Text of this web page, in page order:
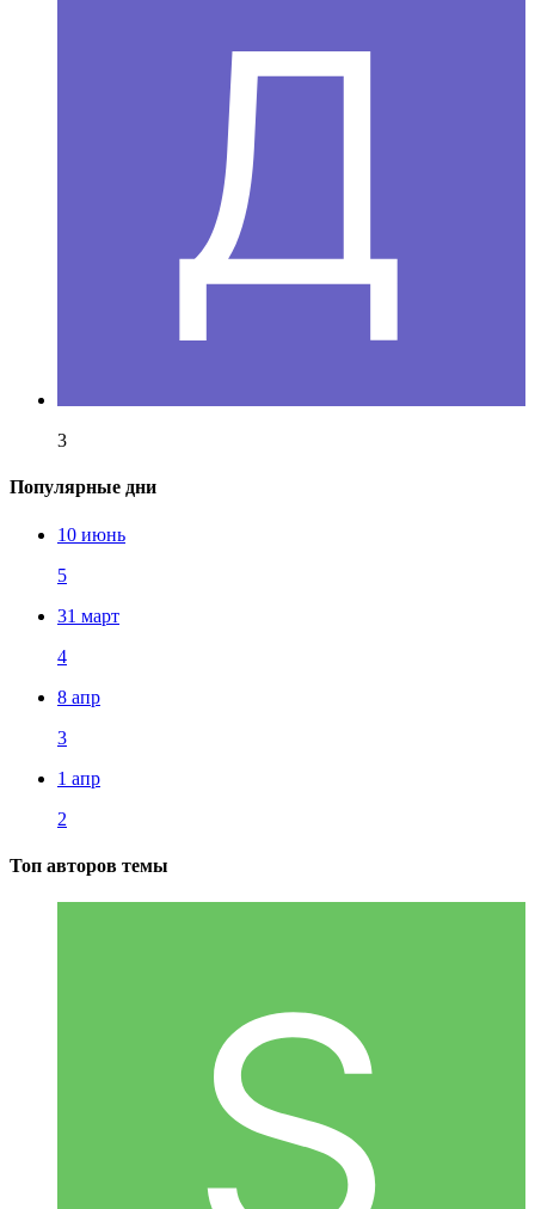
3
Популярные дни
10 июнь
5
31 март
4
8 апр
3
1 апр
2
Топ авторов темы